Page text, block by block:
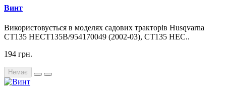
Винт
Використовується в моделях садових тракторів Husqvarna
CT135 HECT135B/954170049 (2002-03), CT135 HEC..
194 грн.
Немає